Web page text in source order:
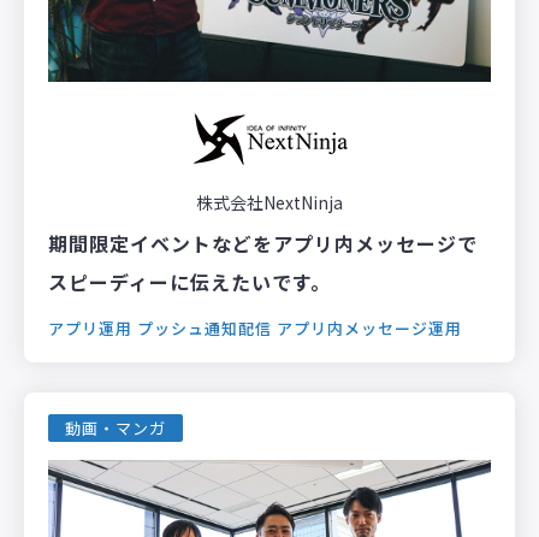
株式会社NextNinja
期間限定イベントなどをアプリ内メッセージで
スピーディーに伝えたいです。
アプリ運用 プッシュ通知配信 アプリ内メッセージ運用
動画・マンガ